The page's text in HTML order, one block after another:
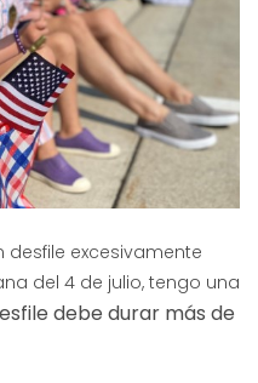
desfile excesivamente
del 4 de julio, tengo una
debe durar más de